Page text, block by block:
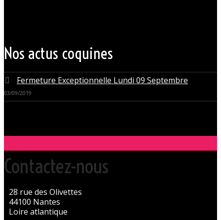
Nos actus coquines
Fermeture Exceptionnelle Lundi 09 Septembre
03/09/2019
Contactez-nous
28 rue des Olivettes
44100 Nantes
Loire atlantique